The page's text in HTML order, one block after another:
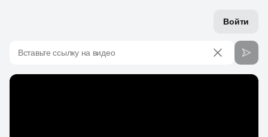
Войти
Вставьте ссылку на видео